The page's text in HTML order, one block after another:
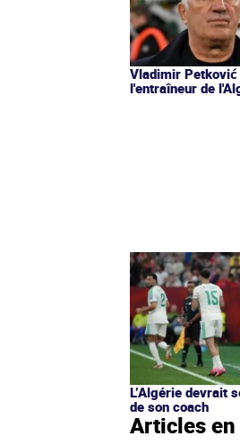
Vladimir Petković
l'entraîneur de
L’Algérie devrait
de son coach
Articles